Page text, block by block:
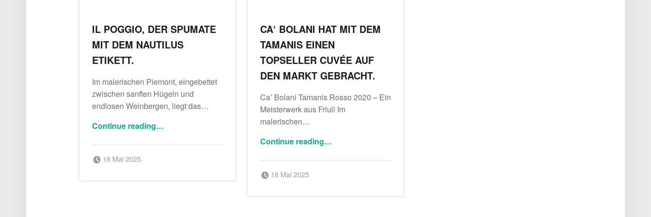
IL POGGIO, DER SPUMATE
MIT DEM NAUTILUS
ETIKETT.
Im malerischen Piemont, eingebettet
zwischen sanften Hügeln und
endlosen Weinbergen, liegt das…
Continue reading…
18 Mai 2025
CA‘ BOLANI HAT MIT DEM
TAMANIS EINEN
TOPSELLER CUVÉE AUF
DEN MARKT GEBRACHT.
Ca’ Bolani Tamanis Rosso 2020 – Ein
Meisterwerk aus Friuli Im
malerischen…
Continue reading“Ca‘ Bolani hat mit dem Tamanis einen Topseller Cuvée auf den Markt gebracht.”
…
18 Mai 2025